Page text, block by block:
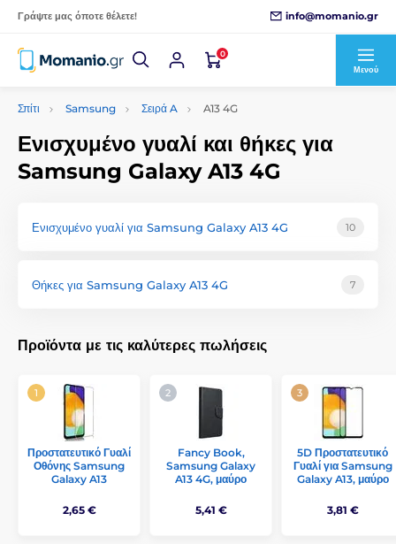
Γράψτε μας όποτε θέλετε! info@momanio.gr
0
Μενού
Σπίτι Samsung Σειρά A A13 4G
Ενισχυμένο γυαλί και θήκες για
Samsung Galaxy A13 4G
Ενισχυμένο γυαλί για Samsung Galaxy A13 4G 10
Θήκες για Samsung Galaxy A13 4G 7
Προϊόντα με τις καλύτερες πωλήσεις
Προστατευτικό Γυαλί
Οθόνης Samsung
Galaxy A13
2,65 €
Fancy Book,
Samsung Galaxy
A13 4G, μαύρο
5,41 €
5D Προστατευτικό
Γυαλί για Samsung
Galaxy A13, μαύρο
3,81 €